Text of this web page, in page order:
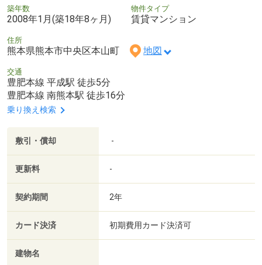
築年数
2008年1月(築18年8ヶ月)
物件タイプ
賃貸マンション
住所
熊本県熊本市中央区本山町 地図
交通
豊肥本線 平成駅 徒歩5分
豊肥本線 南熊本駅 徒歩16分
乗り換え検索
敷引・償却 -
更新料 -
契約期間 2年
カード決済 初期費用カード決済可
建物名